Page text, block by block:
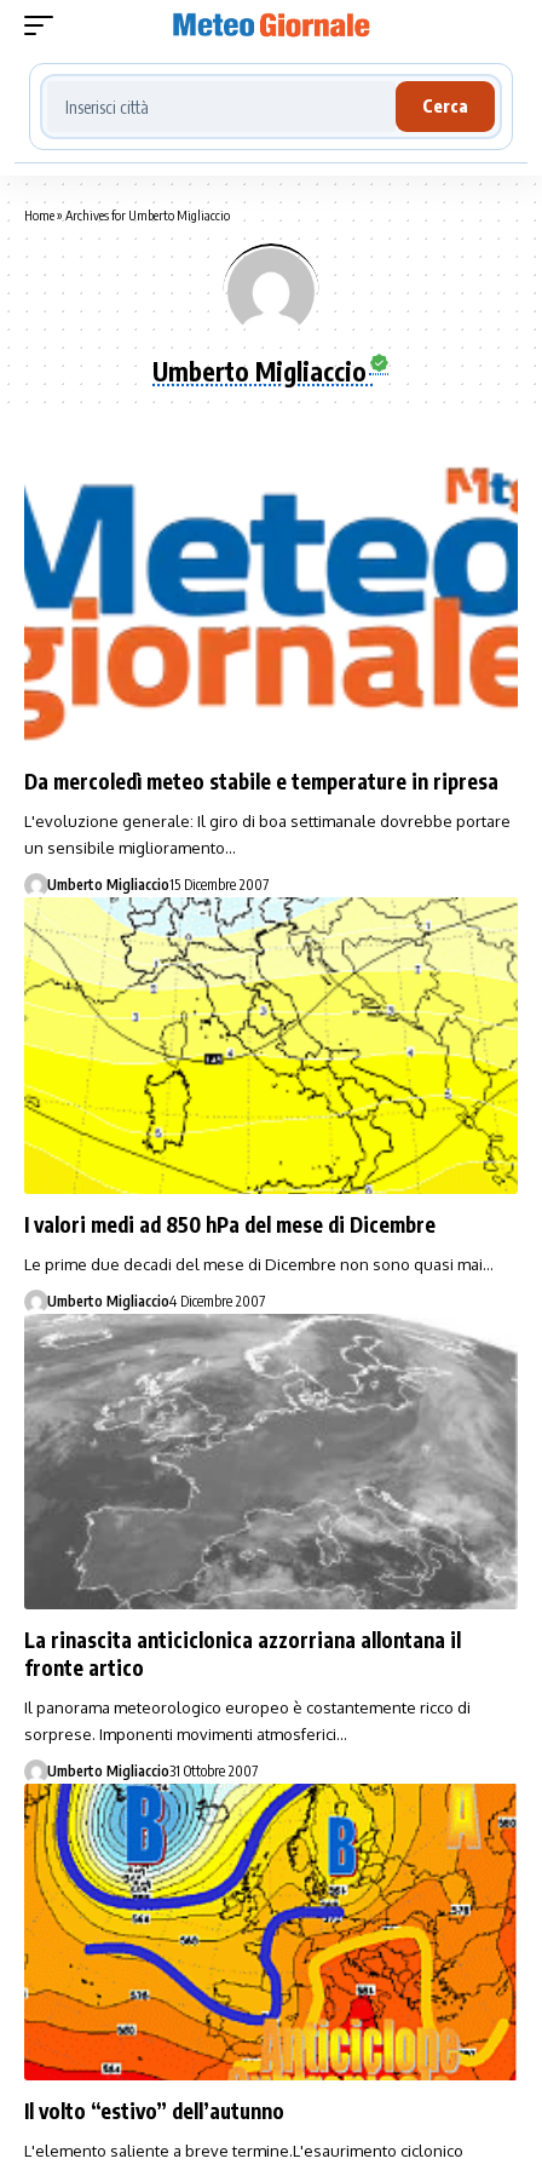
Cerca località meteo
Cerca
Home» Archives for Umberto Migliaccio
Umberto Migliaccio
Da mercoledì meteo stabile e temperature in ripresa
L'evoluzione generale: Il giro di boa settimanale dovrebbe portare
un sensibile miglioramento…
Umberto Migliaccio15 Dicembre 2007
I valori medi ad 850 hPa del mese di Dicembre
Le prime due decadi del mese di Dicembre non sono quasi mai…
Umberto Migliaccio4 Dicembre 2007
La rinascita anticiclonica azzorriana allontana il
fronte artico
Il panorama meteorologico europeo è costantemente ricco di
sorprese. Imponenti movimenti atmosferici…
Umberto Migliaccio31 Ottobre 2007
Il volto “estivo” dell’autunno
L'elemento saliente a breve termine.L'esaurimento ciclonico